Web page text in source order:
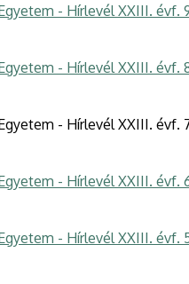
- Hírlevél XXIII. évf.
- Hírlevél XXIII. évf.
- Hírlevél XXIII. évf.
- Hírlevél XXIII. évf.
- Hírlevél XXIII. évf.